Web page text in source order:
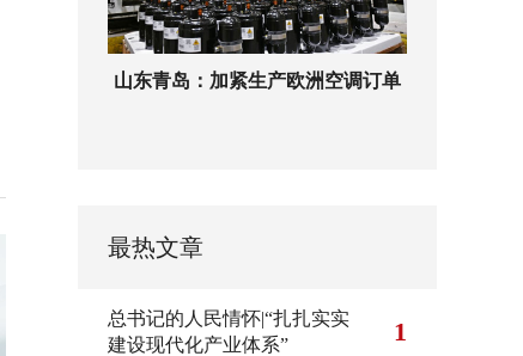
山东青岛：加紧生产欧洲空调订单
最热文章
总书记的人民情怀|“扎扎实实
建设现代化产业体系”
1